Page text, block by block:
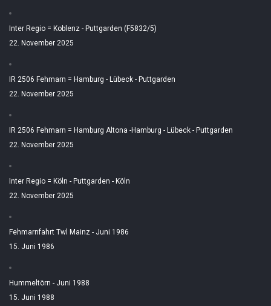
Inter Regio = Koblenz - Puttgarden (F5832/5)
22. November 2025
IR 2506 Fehmarn = Hamburg - Lübeck - Puttgarden
22. November 2025
IR 2506 Fehmarn = Hamburg Altona -Hamburg - Lübeck - Puttgarden
22. November 2025
Inter Regio = Köln - Puttgarden - Köln
22. November 2025
Fehmarnfahrt Twl Mainz - Juni 1986
15. Juni 1986
Hummeltörn - Juni 1988
15. Juni 1988